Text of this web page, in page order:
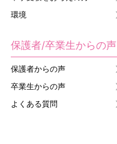
環境
保護者/卒業生からの声
保護者からの声
卒業生からの声
よくある質問